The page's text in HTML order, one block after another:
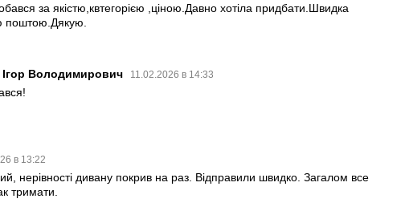
за якістю,квтегорією ,ціною.Давно хотіла придбати.Швидка
поштою.Дякую.
Володимирович 11.02.2026 в 14:33
в 13:22
нерівності дивану покрив на раз. Відправили швидко. Загалом все
тримати.